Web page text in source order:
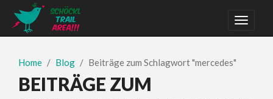
Home Blog Beiträge zum Schlagwort "mercedes"
BEITRÄGE ZUM